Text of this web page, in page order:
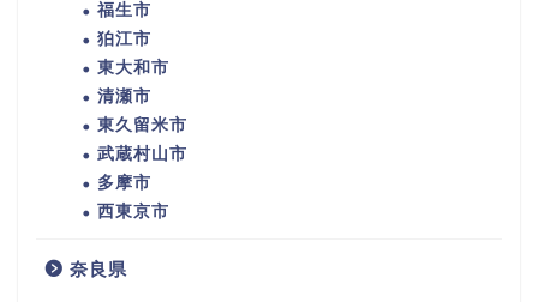
福生市
狛江市
東大和市
清瀬市
東久留米市
武蔵村山市
多摩市
西東京市
奈良県